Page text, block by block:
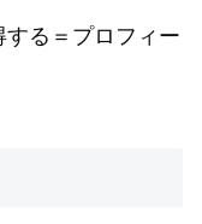
る＝プロフィー